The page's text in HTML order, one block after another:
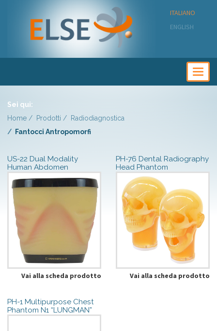
ITALIANO
ENGLISH
Sei qui:
Home
Prodotti
Radiodiagnostica
Fantocci Antropomorfi
US-22 Dual Modality
Human Abdomen
Phantom
Vai alla scheda prodotto
PH-76 Dental Radiography
Head Phantom
Vai alla scheda prodotto
PH-1 Multipurpose Chest
Phantom N1 “LUNGMAN”